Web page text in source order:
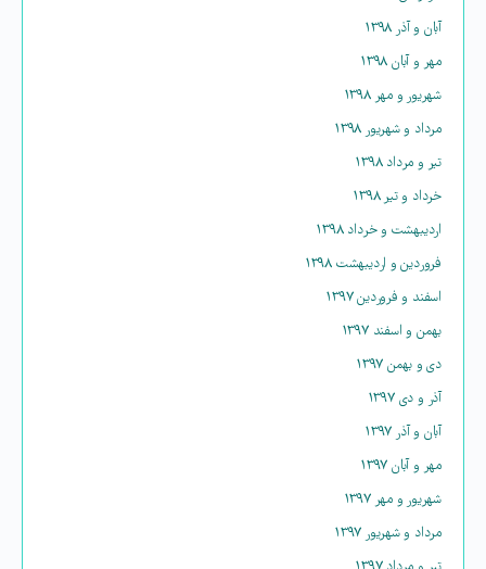
آبان و آذر ۱۳۹۸
مهر و آبان ۱۳۹۸
شهریور و مهر ۱۳۹۸
مرداد و شهریور ۱۳۹۸
تیر و مرداد ۱۳۹۸
خرداد و تیر ۱۳۹۸
اردیبهشت و خرداد ۱۳۹۸
فروردین و اردیبهشت ۱۳۹۸
اسفند و فروردین ۱۳۹۷
بهمن و اسفند ۱۳۹۷
دی و بهمن ۱۳۹۷
آذر و دی ۱۳۹۷
آبان و آذر ۱۳۹۷
مهر و آبان ۱۳۹۷
شهریور و مهر ۱۳۹۷
مرداد و شهریور ۱۳۹۷